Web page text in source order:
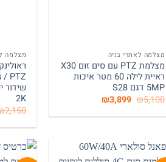
מצלמה לאתרי בניה
מצלמת PTZ עם סים זום X30
ראיית לילה 60 מטר איכות
5MP דגם S28
₪5,100 המחיר
המקורי
היה:
₪3,899
הוא:
מצלמה
2K
2,150